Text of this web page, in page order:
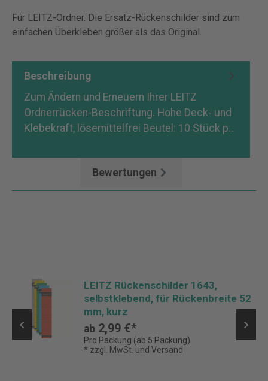
Für LEITZ-Ordner. Die Ersatz-Rückenschilder sind zum
einfachen Überkleben größer als das Original.
Beschreibung
Zum Ändern und Erneuern Ihrer LEITZ
Ordnerrücken-Beschriftung. Hohe Deck- und
Klebekraft, lösemittelfrei Beutel: 10 Stück p…
Bewertungen
LEITZ Rückenschilder 1643,
selbstklebend, für Rückenbreite 52
mm, kurz
ab 2,99 €*
Pro Packung (ab 5 Packung)
* zzgl. MwSt. und Versand